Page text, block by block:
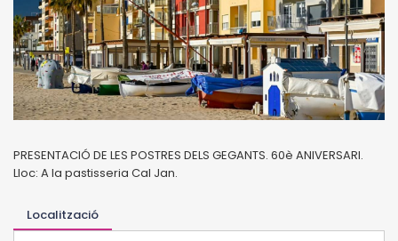
PRESENTACIÓ DE LES POSTRES DELS GEGANTS. 60è ANIVERSARI.
Lloc: A la pastisseria Cal Jan.
Localització